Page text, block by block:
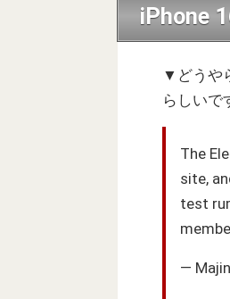
iPhone
▼どうや
らしいで
The
site,
test
—